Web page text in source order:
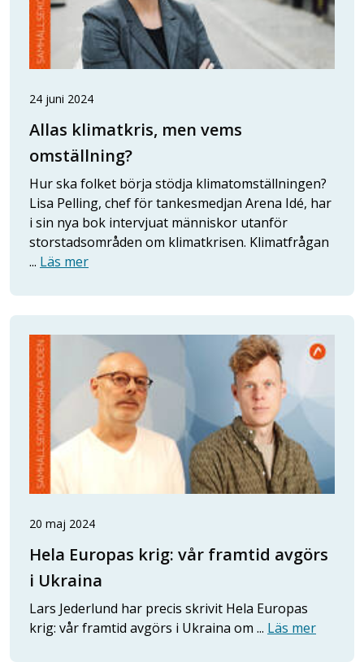
24 juni 2024
Allas klimatkris, men vems
omställning?
Hur ska folket börja stödja klimatomställningen?
Lisa Pelling, chef för tankesmedjan Arena Idé, har
i sin nya bok intervjuat människor utanför
storstadsområden om klimatkrisen. Klimatfrågan
... Läs mer
20 maj 2024
Hela Europas krig: vår framtid avgörs
i Ukraina
Lars Jederlund har precis skrivit Hela Europas
krig: vår framtid avgörs i Ukraina om ... Läs mer